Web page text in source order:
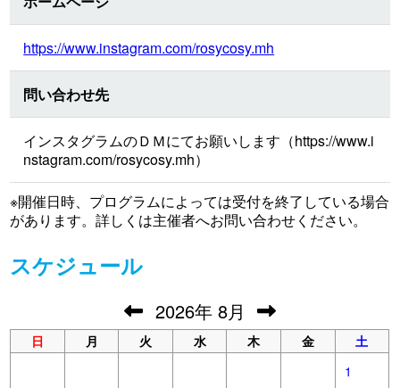
https://www.instagram.com/rosycosy.mh
問い合わせ先
インスタグラムのＤＭにてお願いします（https://www.i
nstagram.com/rosycosy.mh）
※開催日時、プログラムによっては受付を終了している場合
があります。詳しくは主催者へお問い合わせください。
スケジュール
2026年 8月
日 月 火 水 木 金
土
1